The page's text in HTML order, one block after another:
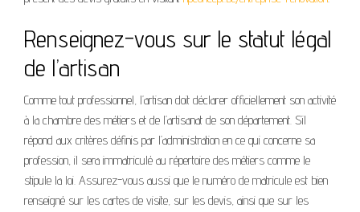
Renseignez-vous sur le statut légal
de l’artisan
Comme tout professionnel, l’artisan doit déclarer officiellement son activité
à la chambre des métiers et de l’artisanat de son département. S’il
répond aux critères définis par l’administration en ce qui concerne sa
profession, il sera immatriculé au répertoire des métiers comme le
stipule la loi. Assurez-vous aussi que le numéro de matricule est bien
renseigné sur les cartes de visite, sur les devis, ainsi que sur les